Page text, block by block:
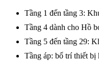
Tầng 1 đến tầng 3:
Tầng 4 dành cho Hồ
Tầng 5 đến tầng 29:
Tầng áp: bố trí thiết bị